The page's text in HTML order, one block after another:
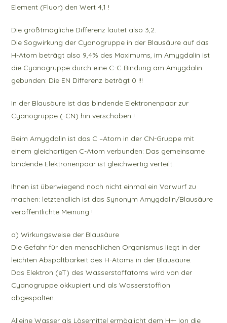
Element (Fluor) den Wert 4,1 !
Die größtmögliche Differenz lautet also 3,2.
Die Sogwirkung der Cyanogruppe in der Blausäure auf das
H-Atom beträgt also 9,4% des Maximums, im Amygdalin ist
die Cyanogruppe durch eine C-C Bindung am Amygdalin
gebunden: Die EN Differenz beträgt 0 !!!
In der Blausäure ist das bindende Elektronenpaar zur
Cyanogruppe (-CN) hin verschoben !
Beim Amygdalin ist das C –Atom in der CN-Gruppe mit
einem gleichartigen C-Atom verbunden: Das gemeinsame
bindende Elektronenpaar ist gleichwertig verteilt.
Ihnen ist überwiegend noch nicht einmal ein Vorwurf zu
machen: letztendlich ist das Synonym Amygdalin/Blausäure
veröffentlichte Meinung !
a) Wirkungsweise der Blausäure
Die Gefahr für den menschlichen Organismus liegt in der
leichten Abspaltbarkeit des H-Atoms in der Blausäure.
Das Elektron (eT) des Wasserstoffatoms wird von der
Cyanogruppe okkupiert und als Wasserstoffion
abgespalten.
Alleine Wasser als Lösemittel ermöglicht dem H+- Ion die